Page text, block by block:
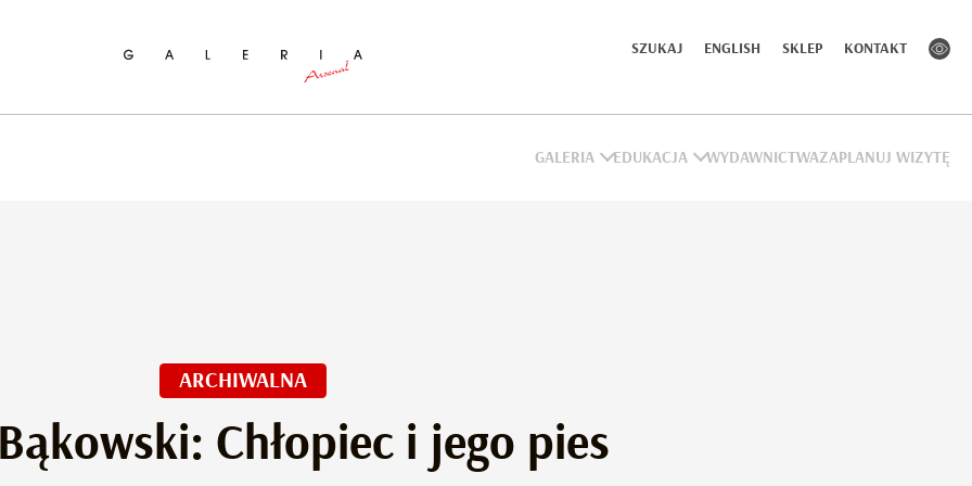
SZUKAJ ENGLISH SKLEP KONTAKT
GALERIA EDUKACJA WYDAWNICTWAZAPLANUJ WIZYTĘ
ARCHIWALNA
Chłopiec i jego pies